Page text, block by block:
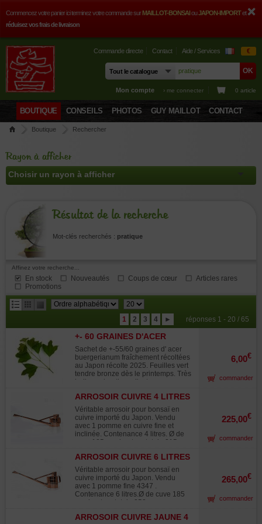
Commencez votre panier ici terminez votre commande surMAILLOT-BONSAIouJAPON-IMPORTet
réduisez vos frais de livraison
Commande directe Contact Aide / Services €
Mon compte › me connecter 0 article
BOUTIQUE CONSEILS PHOTOS GUY MAILLOT CONTACT
Boutique Rechercher
Rayon à afficher
Résultat de la recherche
Mot-clés recherchés : pratique
Affinez votre recherche...
En stock Nouveautés Coups de cœur
Articles rares
Promotions
résultats
par
page
1 2 3 4 ► réponses 1 - 20 / 65
+- 60 GRAINES D'ACER
BUERGERIANUM
Sachet de +-55/60 graines d' acer
buergerianum fraîchement récoltées
au Japon récolte 2025. Feuilles vert
tendre bronze dès le printemps. Très
belles colorations d'automne rouge
d'emploi inclus dans le sachet.
L'érable de burger est de culture
facile et de croissance rapide, il est
très souvent formé en bonsaï par les
professionnels et les amateurs
japonais car pratiquement tous les
Planté au jardin ce sera un bel
particularité a l'âge adulte d'voir une
écorce qui se desquame comme
celle du platane. Chez maillot
bonsai nous l'utilisons avec succès
6,00€
commander
ARROSOIR CUIVRE 4 LITRES
Véritable arrosoir pour bonsaï en
cuivre importé du Japon. Vendu
avec 1 pomme en cuivre fine et
inclinée. Contenance 4 litres. Ø de
cuve 185 mm hauteur totale 215
grille de filtration au
remplissage.Poignée de maintien
renforcée. Utilisé par tous les
professionnels du bonsaï
Japonais.Filtre inclus. Si vous avez
de l'eau non calcaire elle sera
arbres. Diamètre de l'embouchure
225,00€
commander
ARROSOIR CUIVRE 6 LITRES
Véritable arrosoir pour bonsaï en
cuivre importé du Japon. Vendu
avec 1 pomme fine 4347 .
Contenance 6 litres.Ø de cuve 185
mm hauteur totale 250 mm.
grille de filtration au remplissage.
265,00€
commander
ARROSOIR CUIVRE JAUNE 4